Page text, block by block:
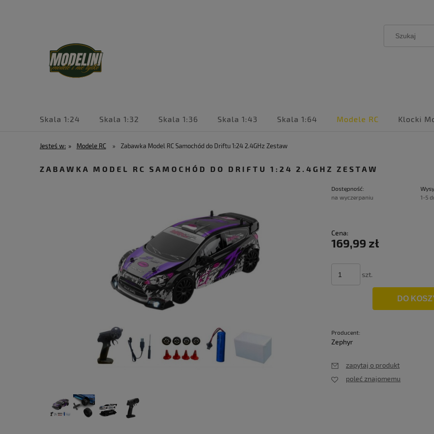
Skala 1:24 Skala 1:32 Skala 1:36 Skala 1:43 Skala 1:64 Modele RC Klocki
Jesteś w: » Modele RC » Zabawka Model RC Samochód do Driftu 1:24 2.4GHz Zestaw
ZABAWKA MODEL RC SAMOCHÓD DO DRIFTU 1:24 2.4GHZ ZESTAW
Dostępność:
na wyczerpaniu
1-5
Cena:
169,99 zł
szt.
DO
Producent:
Zephyr
zapytaj o produkt
poleć znajomemu